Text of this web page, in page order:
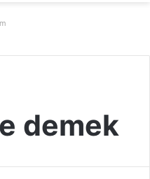
demek